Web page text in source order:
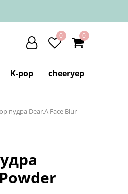
0 0
K-pop cheeryep
пудра Dear.A Face Blur